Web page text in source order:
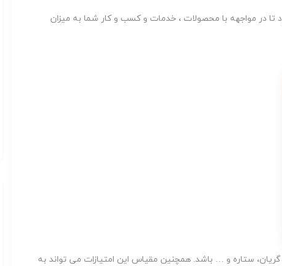
در مواجهه با محصولات ، خدمات و کسب و کار شما به میزان
ستاره و … باشد. همچنین مقیاس این امتیازات می تواند به